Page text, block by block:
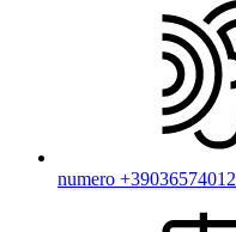
numero +39036574012